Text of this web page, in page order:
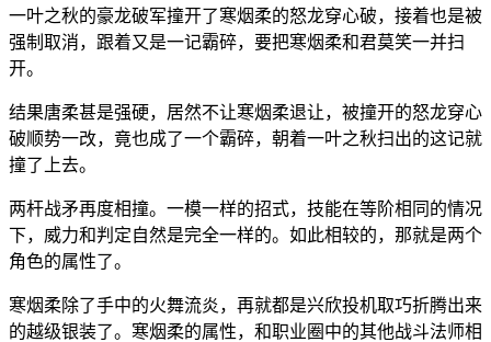
一叶之秋的豪龙破军撞开了寒烟柔的怒龙穿心破，接着也是被
强制取消，跟着又是一记霸碎，要把寒烟柔和君莫笑一并扫
开。
结果唐柔甚是强硬，居然不让寒烟柔退让，被撞开的怒龙穿心
破顺势一改，竟也成了一个霸碎，朝着一叶之秋扫出的这记就
撞了上去。
两杆战矛再度相撞。一模一样的招式，技能在等阶相同的情况
下，威力和判定自然是完全一样的。如此相较的，那就是两个
角色的属性了。
寒烟柔除了手中的火舞流炎，再就都是兴欣投机取巧折腾出来
的越级银装了。寒烟柔的属性，和职业圈中的其他战斗法师相